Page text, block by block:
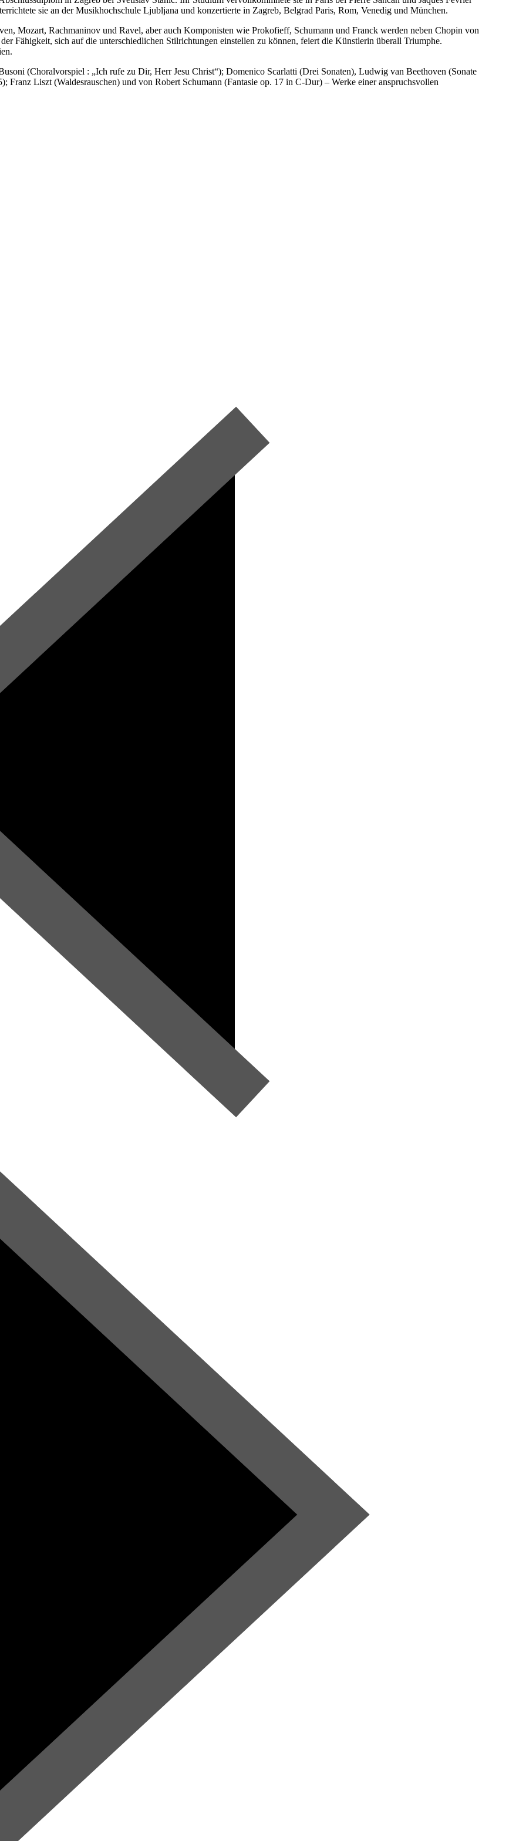
sie an der Musikhochschule Ljubljana und konzertierte in Zagreb, Belgrad Paris, Rom, Venedig und München.
Mozart, Rachmaninov und Ravel, aber auch Komponisten wie Prokofieff, Schumann und Franck werden neben Chopin von
Fähigkeit, sich auf die unterschiedlichen Stilrichtungen einstellen zu können, feiert die Künstlerin überall Triumphe.
(Choralvorspiel : „Ich rufe zu Dir, Herr Jesu Christ“); Domenico Scarlatti (Drei Sonaten), Ludwig van Beethoven (Sonate
Liszt (Waldesrauschen) und von Robert Schumann (Fantasie op. 17 in C-Dur) – Werke einer anspruchsvollen